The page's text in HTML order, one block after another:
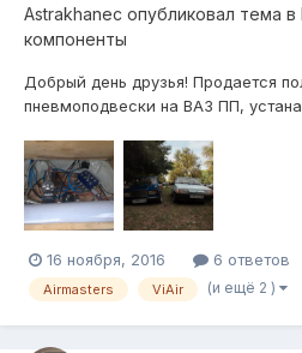
Astrakhanec опубликовал тема в
компоненты
Добрый день друзья! Продается
пневмоподвески на ВАЗ ПП,
Rubena -70мм, фитинг 8/6 - Задние
-60мм, фитинг 8/6 - Блок клапанов
с фитингами и глушителем - К...
16 ноября, 2016 6 ответов
Airmasters ViAir (и ещё 2 )